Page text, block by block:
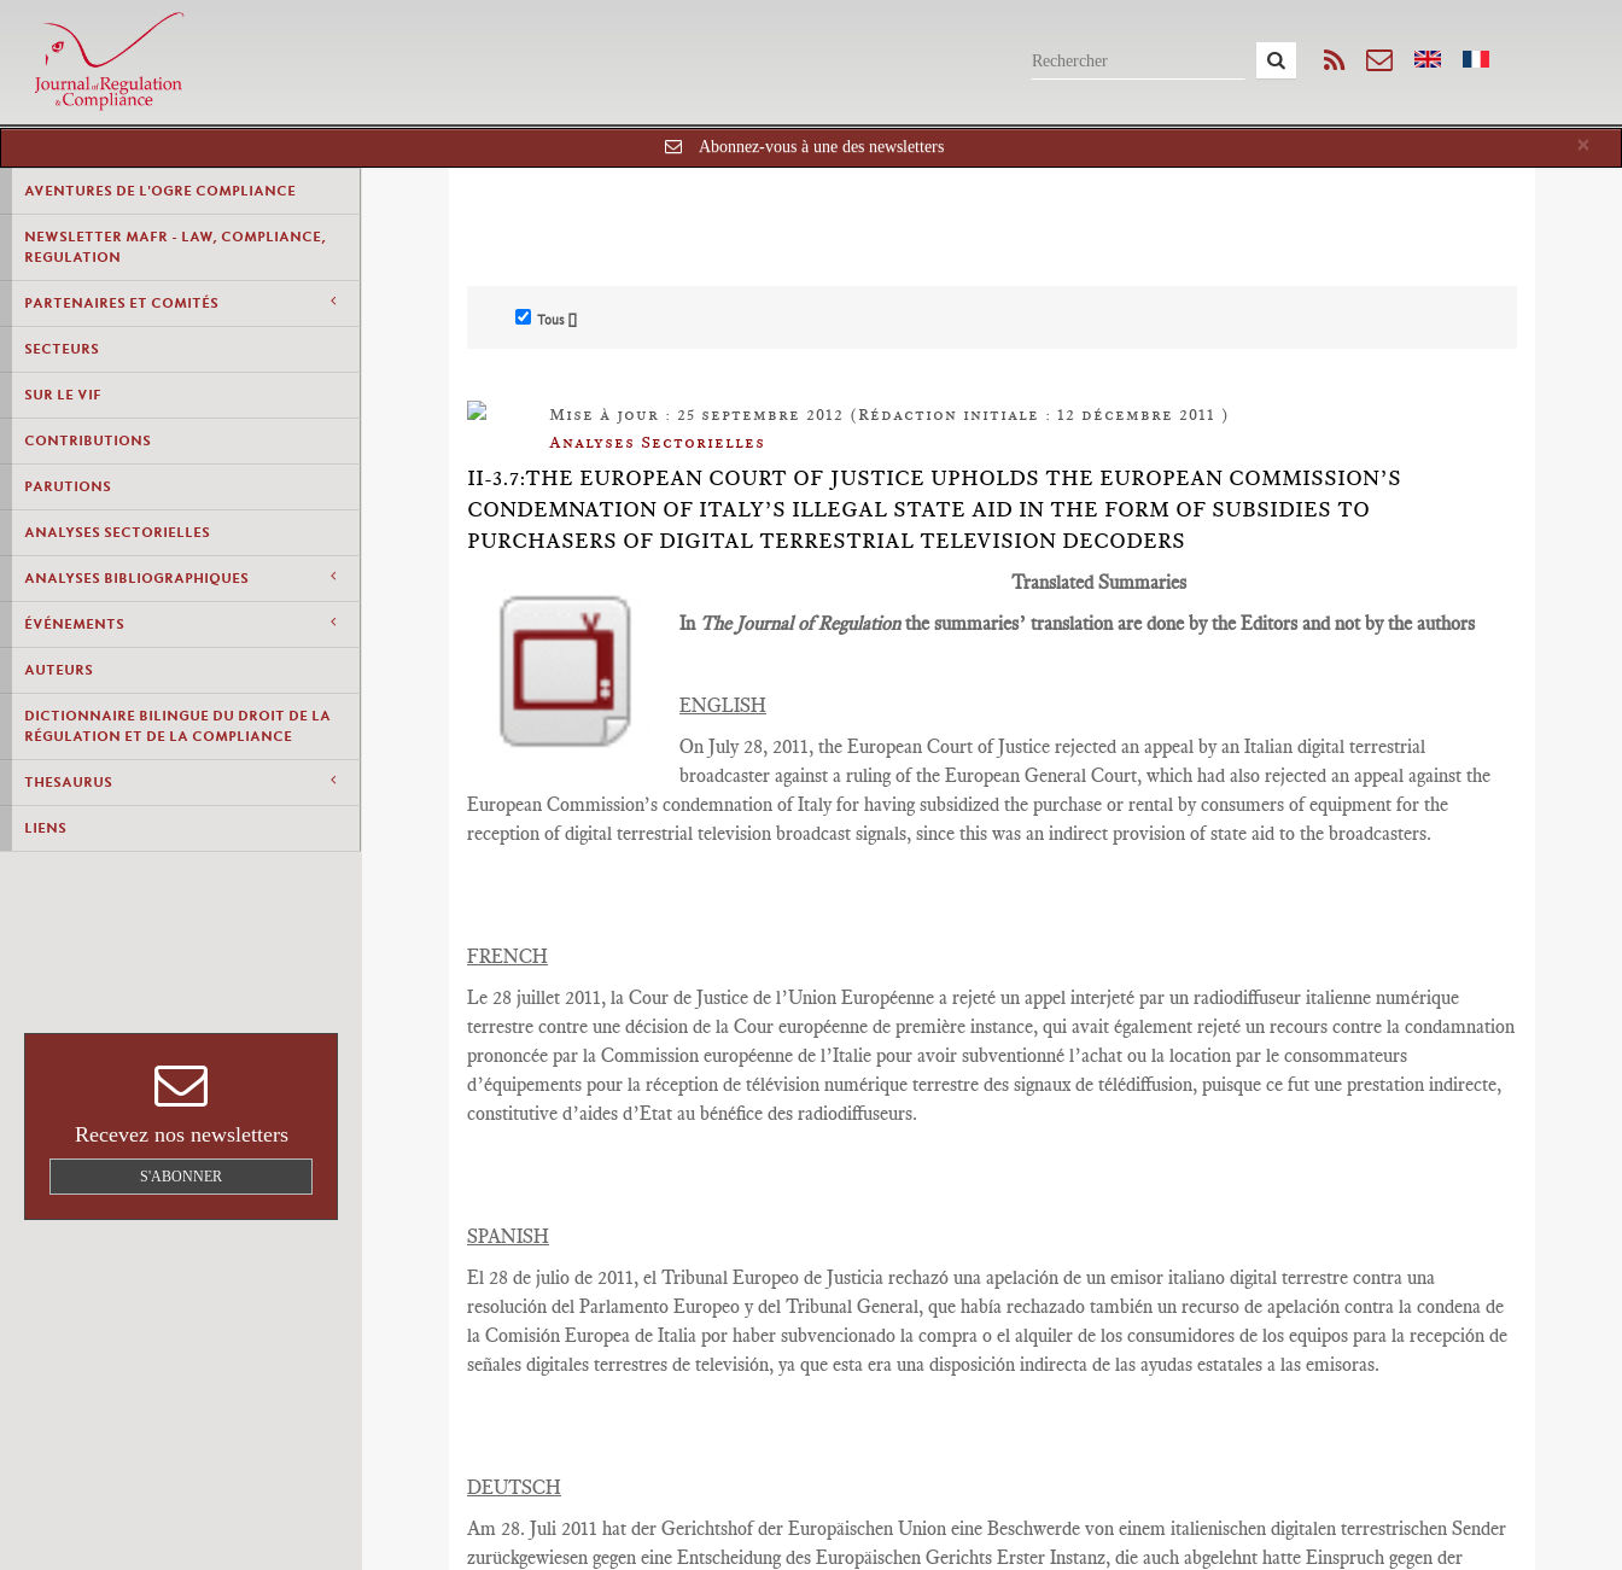
×
Abonnez-vous à une des newsletters
AVENTURES DE L'OGRE COMPLIANCE
NEWSLETTER MAFR - LAW, COMPLIANCE,
REGULATION
PARTENAIRES ET COMITÉS
SECTEURS
SUR LE VIF
CONTRIBUTIONS
PARUTIONS
ANALYSES SECTORIELLES
ANALYSES BIBLIOGRAPHIQUES
ÉVÉNEMENTS
AUTEURS
DICTIONNAIRE BILINGUE DU DROIT DE LA
RÉGULATION ET DE LA COMPLIANCE
THESAURUS
LIENS
Recevez nos newsletters
S'ABONNER
Tous []
Mise à jour : 25 septembre 2012 (Rédaction initiale : 12 décembre 2011 )
Analyses Sectorielles
II-3.7:THE EUROPEAN COURT OF JUSTICE UPHOLDS THE EUROPEAN COMMISSION’S
CONDEMNATION OF ITALY’S ILLEGAL STATE AID IN THE FORM OF SUBSIDIES TO
PURCHASERS OF DIGITAL TERRESTRIAL TELEVISION DECODERS
Translated Summaries
In The Journal of Regulationthe summaries’ translation are done by the Editors and not by the authors
ENGLISH
On July 28, 2011, the European Court of Justice rejected an appeal by an Italian digital terrestrial
broadcaster against a ruling of the European General Court, which had also rejected an appeal against the
European Commission’s condemnation of Italy for having subsidized the purchase or rental by consumers of equipment for the
reception of digital terrestrial television broadcast signals, since this was an indirect provision of state aid to the broadcasters.
FRENCH
Le 28 juillet 2011, la Cour de Justice de l’Union Européenne a rejeté un appel interjeté par un radiodiffuseur italienne numérique
terrestre contre une décision de la Cour européenne de première instance, qui avait également rejeté un recours contre la condamnation
prononcée par la Commission européenne de l’Italie pour avoir subventionné l’achat ou la location par le consommateurs
d’équipements pour la réception de télévision numérique terrestre des signaux de télédiffusion, puisque ce fut une prestation indirecte,
constitutive d’aides d’Etat au bénéfice des radiodiffuseurs.
SPANISH
El 28 de julio de 2011, el Tribunal Europeo de Justicia rechazó una apelación de un emisor italiano digital terrestre contra una
resolución del Parlamento Europeo y del Tribunal General, que había rechazado también un recurso de apelación contra la condena de
la Comisión Europea de Italia por haber subvencionado la compra o el alquiler de los consumidores de los equipos para la recepción de
señales digitales terrestres de televisión, ya que esta era una disposición indirecta de las ayudas estatales a las emisoras.
DEUTSCH
Am 28. Juli 2011 hat der Gerichtshof der Europäischen Union eine Beschwerde von einem italienischen digitalen terrestrischen Sender
zurückgewiesen gegen eine Entscheidung des Europäischen Gerichts Erster Instanz, die auch abgelehnt hatte Einspruch gegen der